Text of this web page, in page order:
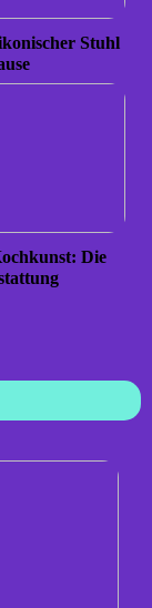
Stuhl
Die